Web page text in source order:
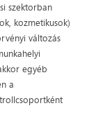
szektorban
kozmetikusok)
változás
egyéb
a